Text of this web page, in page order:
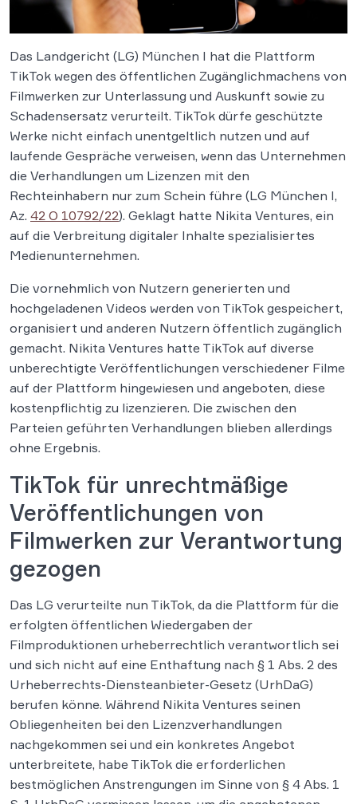
Das Landgericht (LG) München I hat die Plattform
TikTok wegen des öffentlichen Zugänglichmachens von
Filmwerken zur Unterlassung und Auskunft sowie zu
Schadensersatz verurteilt. TikTok dürfe geschützte
Werke nicht einfach unentgeltlich nutzen und auf
laufende Gespräche verweisen, wenn das Unternehmen
die Verhandlungen um Lizenzen mit den
Rechteinhabern nur zum Schein führe (LG München I,
Az. 42 O 10792/22). Geklagt hatte Nikita Ventures, ein
auf die Verbreitung digitaler Inhalte spezialisiertes
Medienunternehmen.
Die vornehmlich von Nutzern generierten und
hochgeladenen Videos werden von TikTok gespeichert,
organisiert und anderen Nutzern öffentlich zugänglich
gemacht. Nikita Ventures hatte TikTok auf diverse
unberechtigte Veröffentlichungen verschiedener Filme
auf der Plattform hingewiesen und angeboten, diese
kostenpflichtig zu lizenzieren. Die zwischen den
Parteien geführten Verhandlungen blieben allerdings
ohne Ergebnis.
TikTok für unrechtmäßige
Veröffentlichungen von
Filmwerken zur Verantwortung
gezogen
Das LG verurteilte nun TikTok, da die Plattform für die
erfolgten öffentlichen Wiedergaben der
Filmproduktionen urheberrechtlich verantwortlich sei
und sich nicht auf eine Enthaftung nach § 1 Abs. 2 des
Urheberrechts-Diensteanbieter-Gesetz (UrhDaG)
berufen könne. Während Nikita Ventures seinen
Obliegenheiten bei den Lizenzverhandlungen
nachgekommen sei und ein konkretes Angebot
unterbreitete, habe TikTok die erforderlichen
bestmöglichen Anstrengungen im Sinne von § 4 Abs. 1